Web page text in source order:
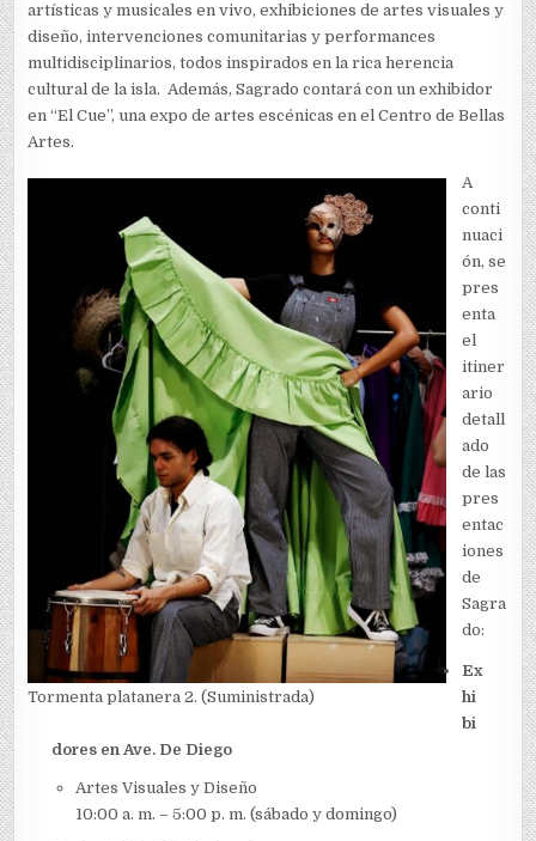
artísticas y musicales en vivo, exhibiciones de artes visuales y
diseño, intervenciones comunitarias y performances
multidisciplinarios, todos inspirados en la rica herencia
cultural de la isla. Además, Sagrado contará con un exhibidor
en “El Cue”, una expo de artes escénicas en el Centro de Bellas
Artes.
Tormenta platanera 2. (Suministrada)
A
conti
nuaci
ón, se
pres
enta
el
itiner
ario
detall
ado
de las
pres
entac
iones
de
Sagra
do:
Ex
hi
bi
dores en Ave. De Diego
Artes Visuales y Diseño
10:00 a. m. – 5:00 p. m. (sábado y domingo)